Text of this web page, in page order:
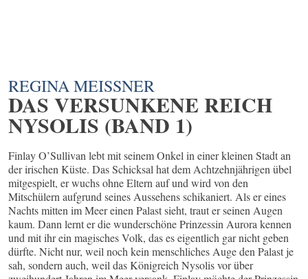
REGINA MEISSNER
DAS VERSUNKENE REICH
NYSOLIS (BAND 1)
Finlay O’Sullivan lebt mit seinem Onkel in einer kleinen Stadt an
der irischen Küste. Das Schicksal hat dem Achtzehnjährigen übel
mitgespielt, er wuchs ohne Eltern auf und wird von den
Mitschülern aufgrund seines Aussehens schikaniert. Als er eines
Nachts mitten im Meer einen Palast sieht, traut er seinen Augen
kaum. Dann lernt er die wunderschöne Prinzessin Aurora kennen
und mit ihr ein magisches Volk, das es eigentlich gar nicht geben
dürfte. Nicht nur, weil noch kein menschliches Auge den Palast je
sah, sondern auch, weil das Königreich Nysolis vor über